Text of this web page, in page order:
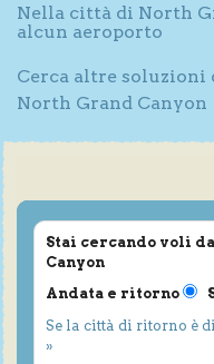
Nella città di North
alcun aeroporto
Cerca altre
North Grand Canyon
Stai cercando voli
Canyon
Andata e ritorno
Se la città di ritorno è
»